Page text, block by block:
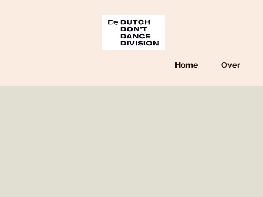
Home Over